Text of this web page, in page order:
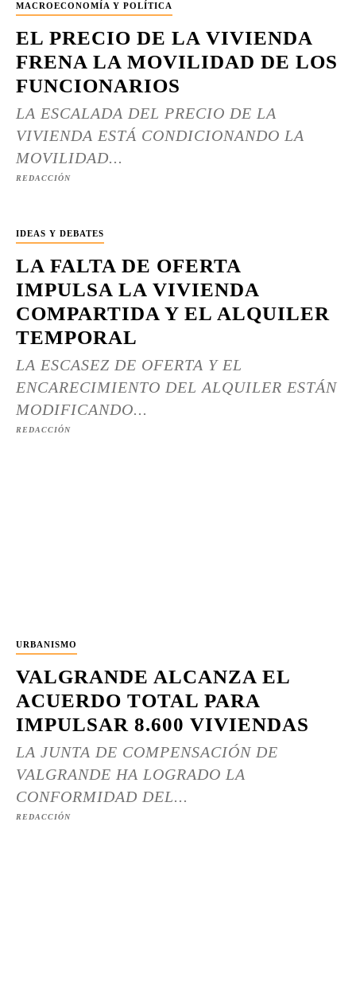
MACROECONOMÍA Y POLÍTICA
EL PRECIO DE LA VIVIENDA
FRENA LA MOVILIDAD DE LOS
FUNCIONARIOS
LA ESCALADA DEL PRECIO DE LA
VIVIENDA ESTÁ CONDICIONANDO LA
MOVILIDAD...
REDACCIÓN
IDEAS Y DEBATES
LA FALTA DE OFERTA
IMPULSA LA VIVIENDA
COMPARTIDA Y EL ALQUILER
TEMPORAL
LA ESCASEZ DE OFERTA Y EL
ENCARECIMIENTO DEL ALQUILER ESTÁN
MODIFICANDO...
REDACCIÓN
URBANISMO
VALGRANDE ALCANZA EL
ACUERDO TOTAL PARA
IMPULSAR 8.600 VIVIENDAS
LA JUNTA DE COMPENSACIÓN DE
VALGRANDE HA LOGRADO LA
CONFORMIDAD DEL...
REDACCIÓN